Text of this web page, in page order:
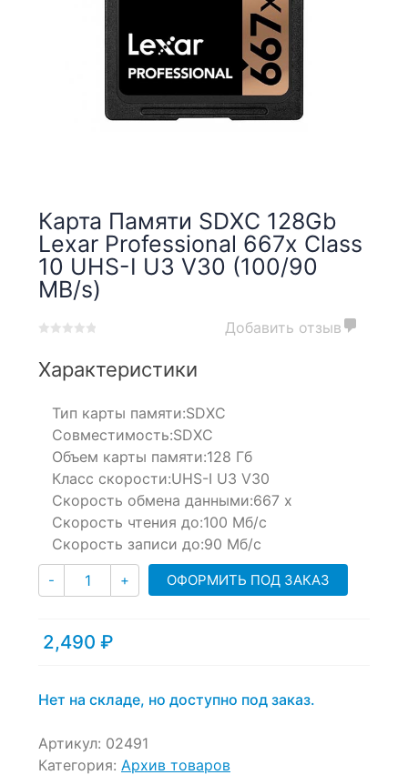
Карта Памяти SDXC 128Gb
Lexar Professional 667x Class
10 UHS-I U3 V30 (100/90
MB/s)
out
of
customer
Добавить отзыв
Характеристики
Тип карты памяти:SDXC
Совместимость:SDXC
Объем карты памяти:128 Гб
Класс скорости:UHS-I U3 V30
Скорость обмена данными:667 x
Скорость чтения до:100 Мб/с
Скорость записи до:90 Мб/с
- Количество
+ ОФОРМИТЬ ПОД ЗАКАЗ
2,490 ₽
Нет на складе, но доступно под заказ.
Артикул: 02491
Категория: Архив товаров